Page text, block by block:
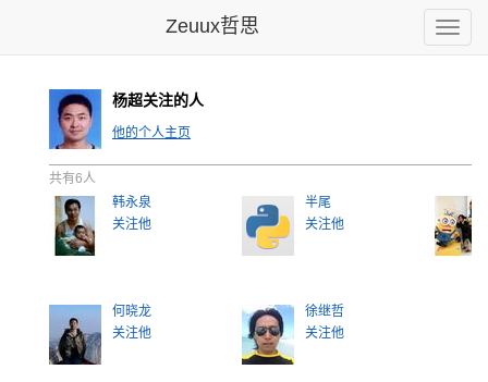
Toggle
Zeuux哲思
杨超关注的人
他的个人主页
共有6人
韩永泉
关注他
半尾
关注他
何晓龙
关注他
徐继哲
关注他